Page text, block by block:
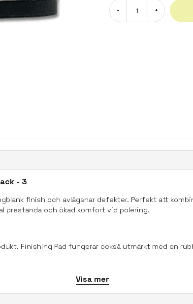
- +
- 3
finish och avlägsnar defekter. Perfekt att
prestanda och ökad komfort vid polering.
Finishing Pad fungerar också utmärkt med en
Visa mer